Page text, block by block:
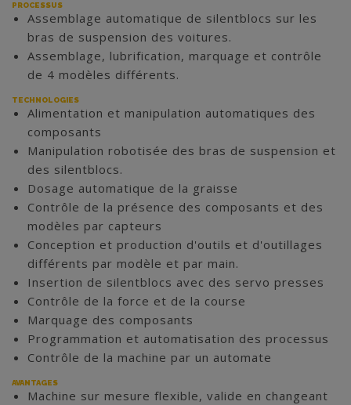
PROCESSUS
Assemblage automatique de silentblocs sur les
bras de suspension des voitures.
Assemblage, lubrification, marquage et contrôle
de 4 modèles différents.
TECHNOLOGIES
Alimentation et manipulation automatiques des
composants
Manipulation robotisée des bras de suspension et
des silentblocs.
Dosage automatique de la graisse
Contrôle de la présence des composants et des
modèles par capteurs
Conception et production d'outils et d'outillages
différents par modèle et par main.
Insertion de silentblocs avec des servo presses
Contrôle de la force et de la course
Marquage des composants
Programmation et automatisation des processus
Contrôle de la machine par un automate
AVANTAGES
Machine sur mesure flexible, valide en changeant